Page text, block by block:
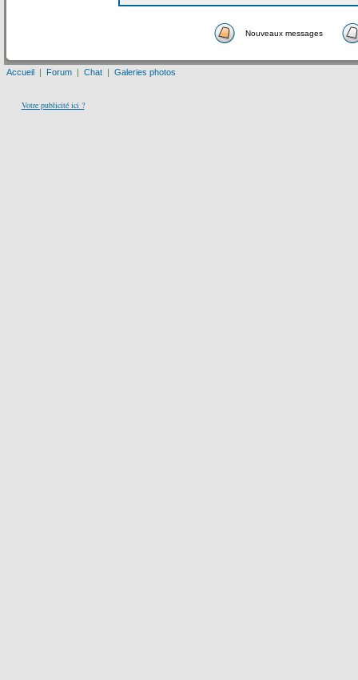
Nouveaux messages
Accueil | Forum | Chat | Galeries photos
Votre publicité ici ?